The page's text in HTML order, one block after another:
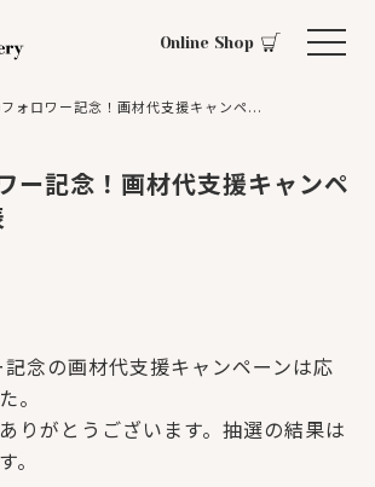
Online Shop
ォロワー記念！画材代支援キャンペ...
ー記念！画材代支援キャンペ
念の画材代支援キャンペーンは応
。
りがとうございます。抽選の結果は
。